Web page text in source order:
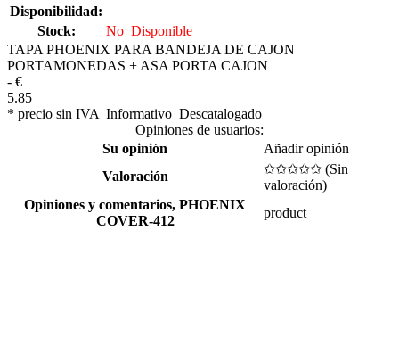
Disponibilidad:
Stock:
No_Disponible
TAPA PHOENIX PARA BANDEJA DE CAJON
PORTAMONEDAS + ASA PORTA CAJON
- €
5.85
* precio sin IVA Informativo Descatalogado
Opiniones de usuarios:
Su opinión
Añadir opinión
Valoración
✩✩✩✩✩ (Sin
valoración)
Opiniones y comentarios, PHOENIX
COVER-412
product